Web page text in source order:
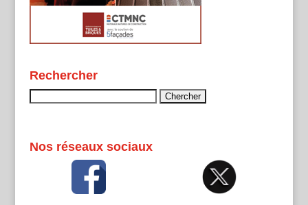
Rechercher
Nos réseaux sociaux